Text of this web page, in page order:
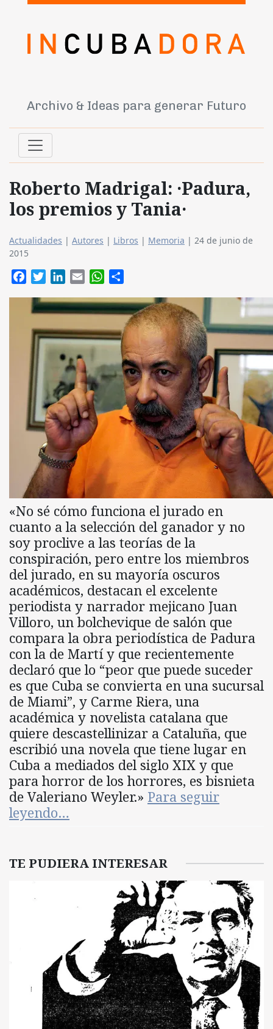
Archivo & Ideas para generar Futuro
Roberto Madrigal: ·Padura,
los premios y Tania·
Actualidades | Autores | Libros | Memoria | 24 de junio de
2015
FacebookTwitterLinkedIn
Email WhatsApp
«No sé cómo funciona el jurado en
cuanto a la selección del ganador y no
soy proclive a las teorías de la
conspiración, pero entre los miembros
del jurado, en su mayoría oscuros
académicos, destacan el excelente
periodista y narrador mejicano Juan
Villoro, un bolchevique de salón que
compara la obra periodística de Padura
con la de Martí y que recientemente
declaró que lo “peor que puede suceder
es que Cuba se convierta en una sucursal
de Miami”, y Carme Riera, una
académica y novelista catalana que
quiere descastellinizar a Cataluña, que
escribió una novela que tiene lugar en
Cuba a mediados del siglo XIX y que
para horror de los horrores, es bisnieta
de Valeriano Weyler.» Para seguir
leyendo…
TE PUDIERA INTERESAR